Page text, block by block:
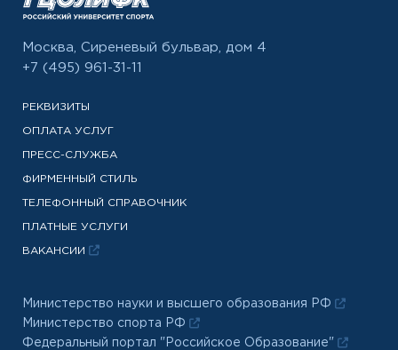
Москва, Сиреневый бульвар, дом 4
+7 (495) 961-31-11
РЕКВИЗИТЫ
ОПЛАТА УСЛУГ
ПРЕСС-СЛУЖБА
ФИРМЕННЫЙ СТИЛЬ
ТЕЛЕФОННЫЙ СПРАВОЧНИК
ПЛАТНЫЕ УСЛУГИ
ВАКАНСИИ
Министерство науки и высшего образования РФ
Министерство спорта РФ
Федеральный портал "Российское Образование"